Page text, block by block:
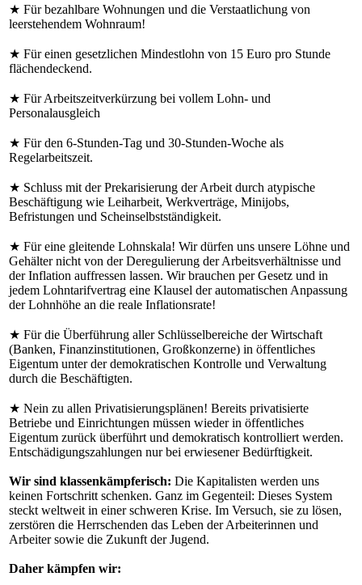
★ Für bezahlbare Wohnungen und die Verstaatlichung von
leerstehendem Wohnraum!
★ Für einen gesetzlichen Mindestlohn von 15 Euro pro Stunde
flächendeckend.
★ Für Arbeitszeitverkürzung bei vollem Lohn- und
Personalausgleich
★ Für den 6-Stunden-Tag und 30-Stunden-Woche als
Regelarbeitszeit.
★ Schluss mit der Prekarisierung der Arbeit durch atypische
Beschäftigung wie Leiharbeit, Werkverträge, Minijobs,
Befristungen und Scheinselbstständigkeit.
★ Für eine gleitende Lohnskala! Wir dürfen uns unsere Löhne und
Gehälter nicht von der Deregulierung der Arbeitsverhältnisse und
der Inflation auffressen lassen. Wir brauchen per Gesetz und in
jedem Lohntarifvertrag eine Klausel der automatischen Anpassung
der Lohnhöhe an die reale Inflationsrate!
★ Für die Überführung aller Schlüsselbereiche der Wirtschaft
(Banken, Finanzinstitutionen, Großkonzerne) in öffentliches
Eigentum unter der demokratischen Kontrolle und Verwaltung
durch die Beschäftigten.
★ Nein zu allen Privatisierungsplänen! Bereits privatisierte
Betriebe und Einrichtungen müssen wieder in öffentliches
Eigentum zurück überführt und demokratisch kontrolliert werden.
Entschädigungszahlungen nur bei erwiesener Bedürftigkeit.
Wir sind klassenkämpferisch: Die Kapitalisten werden uns
keinen Fortschritt schenken. Ganz im Gegenteil: Dieses System
steckt weltweit in einer schweren Krise. Im Versuch, sie zu lösen,
zerstören die Herrschenden das Leben der Arbeiterinnen und
Arbeiter sowie die Zukunft der Jugend.
Daher kämpfen wir: